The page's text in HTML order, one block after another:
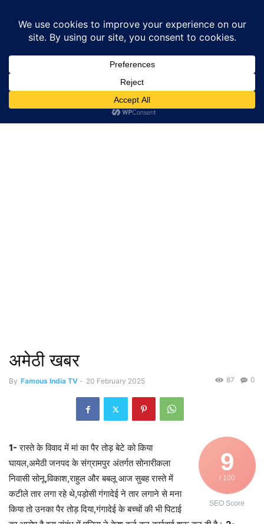
अमेठी खबर
By Famous India TV - 20 February 2025 0
87
9
/ 100
SEO Score
1- रास्ते के विवाद में मां का पैर तोड़ बेटे को किया
घायल,अमेठी जनपद के संग्रामपुर अंतर्गत सोनारीकला
निवासी सोनू,विकाश,राहुल और बबलू आज सुबह रास्ते में
कटीले तार लगा रहे थे,पड़ोसी गंगादेई ने तार लगाने से मना
किया तो उनका पैर तोड़ दिया,गंगादेई के बच्चों की भी पिटाई